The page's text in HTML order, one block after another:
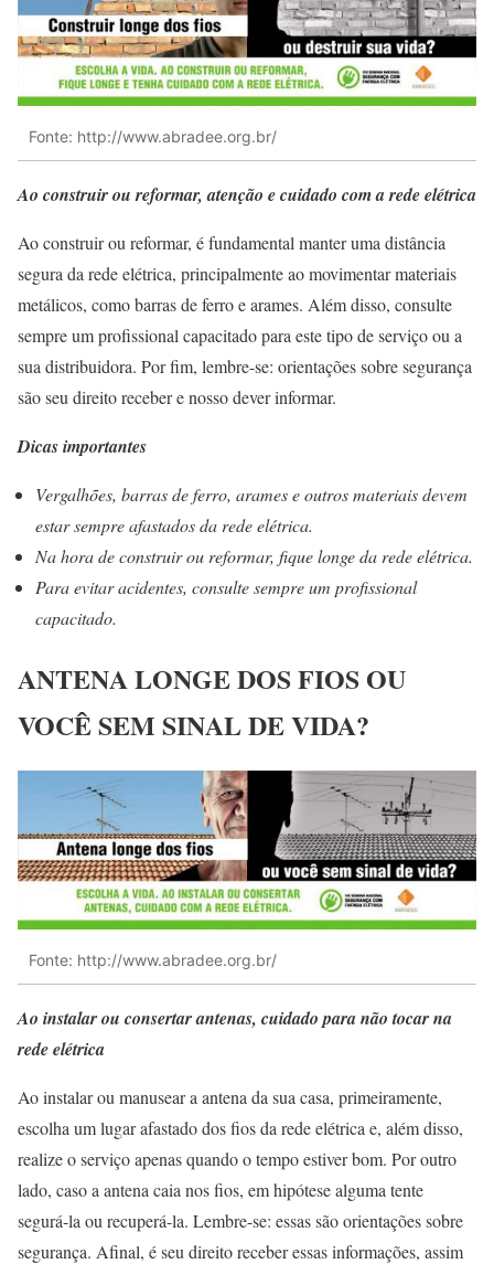
Fonte: http://www.abradee.org.br/
Ao construir ou reformar, atenção e cuidado com a rede elétrica
Ao construir ou reformar, é fundamental manter uma distância
segura da rede elétrica, principalmente ao movimentar materiais
metálicos, como barras de ferro e arames. Além disso, consulte
sempre um profissional capacitado para este tipo de serviço ou a
sua distribuidora. Por fim, lembre-se: orientações sobre segurança
são seu direito receber e nosso dever informar.
Dicas importantes
Vergalhões, barras de ferro, arames e outros materiais devem
estar sempre afastados da rede elétrica.
Na hora de construir ou reformar, fique longe da rede elétrica.
Para evitar acidentes, consulte sempre um profissional
capacitado.
ANTENA LONGE DOS FIOS OU
VOCÊ SEM SINAL DE VIDA?
Fonte: http://www.abradee.org.br/
Ao instalar ou consertar antenas, cuidado para não tocar na
rede elétrica
Ao instalar ou manusear a antena da sua casa, primeiramente,
escolha um lugar afastado dos fios da rede elétrica e, além disso,
realize o serviço apenas quando o tempo estiver bom. Por outro
lado, caso a antena caia nos fios, em hipótese alguma tente
segurá-la ou recuperá-la. Lembre-se: essas são orientações sobre
segurança. Afinal, é seu direito receber essas informações, assim